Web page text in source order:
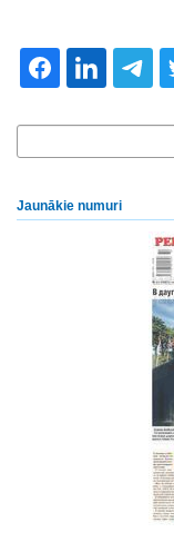
Jaunākie numuri